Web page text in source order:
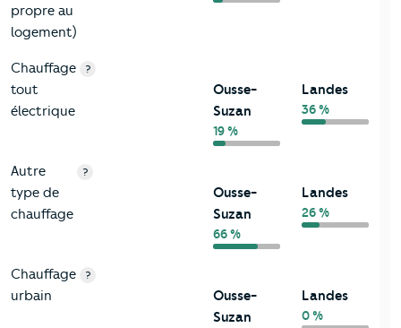
propre au
logement)
Chauffage
tout
électrique
?
Ousse-
Suzan
19 %
Landes
36 %
Autre
type de
chauffage
?
Ousse-
Suzan
66 %
Landes
26 %
Chauffage
urbain
?
Ousse-
Suzan
Landes
0 %